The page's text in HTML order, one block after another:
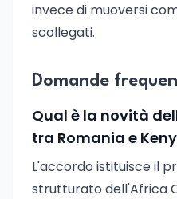
invece di muoversi
scollegati.
Domande
Qual è la novità
tra Romania e
L'accordo istituisce il
strutturato dell'Africa